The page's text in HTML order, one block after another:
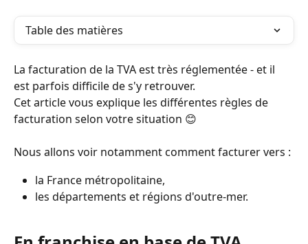
Table des matières
La facturation de la TVA est très réglementée - et il
est parfois difficile de s'y retrouver.
Cet article vous explique les différentes règles de
facturation selon votre situation 😊
Nous allons voir notamment comment facturer vers :
la France métropolitaine,
les départements et régions d'outre-mer.